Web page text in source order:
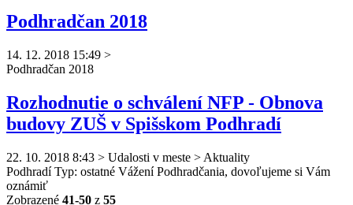
Podhradčan 2018
14. 12. 2018 15:49 >
Podhradčan 2018
Rozhodnutie o schválení NFP - Obnova
budovy ZUŠ v Spišskom Podhradí
22. 10. 2018 8:43 > Udalosti v meste > Aktuality
Podhradí Typ: ostatné VáženíPodhradčania, dovoľujeme si Vám
oznámiť
Zobrazené 41-50 z 55